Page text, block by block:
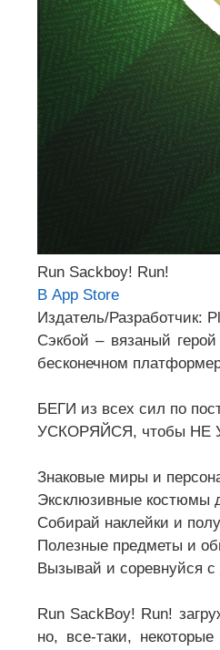
Run Sackboy! Run!
В App Store
Издатель/Разработчик:
Сэкбой – вязаный
бесконечном
БЕГИ из всех сил по
УСКОРЯЙСЯ, чтобы НЕ
Знаковые миры и
Эксклюзивные костюмы
Собирай наклейки и
Полезные предметы и
Вызывай и соревнуйся с
Run SackBoy! Run!
но, все-таки,